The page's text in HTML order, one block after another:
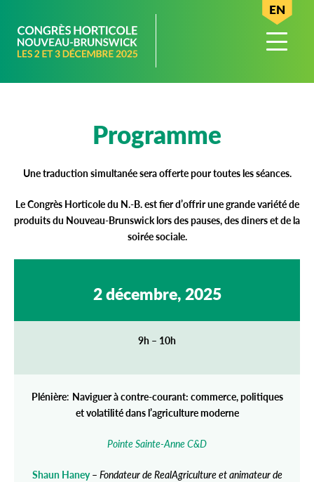
EN
Programme
Une traduction simultanée sera offerte pour toutes les séances.
Le Congrès Horticole du N.-B. est fier d’offrir une grande variété de
produits du Nouveau-Brunswick lors des pauses, des diners et de la
soirée sociale.
2 décembre, 2025
9h – 10h
Plénière: Naviguer à contre-courant: commerce, politiques
et volatilité dans l’agriculture moderne
Pointe Sainte-Anne C&D
Shaun Haney– Fondateur de RealAgriculture et animateur de